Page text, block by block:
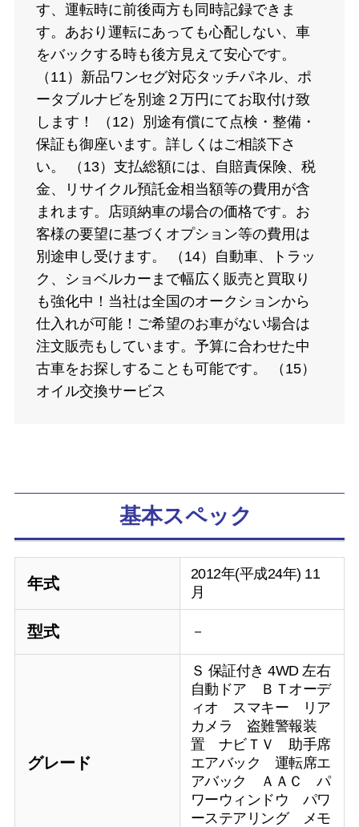
す、運転時に前後両方も同時記録できま
す。あおり運転にあっても心配しない、車
をバックする時も後方見えて安心です。
（11）新品ワンセグ対応タッチパネル、ポ
ータブルナビを別途２万円にてお取付け致
します！ （12）別途有償にて点検・整備・
保証も御座います。詳しくはご相談下さ
い。 （13）支払総額には、自賠責保険、税
金、リサイクル預託金相当額等の費用が含
まれます。店頭納車の場合の価格です。お
客様の要望に基づくオプション等の費用は
別途申し受けます。 （14）自動車、トラッ
ク、ショベルカーまで幅広く販売と買取り
も強化中！当社は全国のオークションから
仕入れが可能！ご希望のお車がない場合は
注文販売もしています。予算に合わせた中
古車をお探しすることも可能です。 （15）
オイル交換サービス
基本スペック
年式
2012年(平成24年) 11
月
型式 －
グレード
Ｓ 保証付き 4WD 左右
自動ドア ＢＴオーデ
ィオ スマキー リア
カメラ 盗難警報装
置 ナビＴＶ 助手席
エアバック 運転席エ
アバック ＡＡＣ パ
ワーウィンドウ パワ
ーステアリング メモ